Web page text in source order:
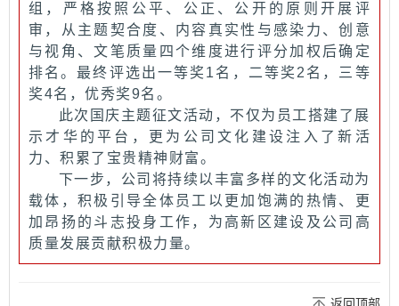
组，严格按照公平、公正、公开的原则开展评
审，从主题契合度、内容真实性与感染力、创意
与视角、文笔质量四个维度进行评分加权后确定
排名。最终评选出一等奖1名，二等奖2名，三等
奖4名，优秀奖9名。
此次国庆主题征文活动，不仅为员工搭建了展
示才华的平台，更为公司文化建设注入了新活
力、积累了宝贵精神财富。
下一步，公司将持续以丰富多样的文化活动为
载体，积极引导全体员工以更加饱满的热情、更
加昂扬的斗志投身工作，为高新区建设及公司高
质量发展贡献积极力量。